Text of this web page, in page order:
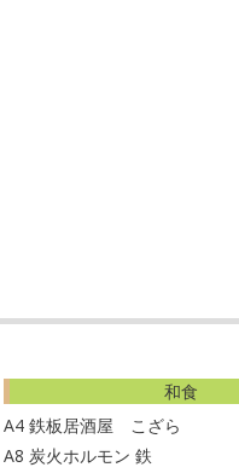
06-
和食
A4 鉄板居酒屋 こざら
A8 炭火ホルモン 鉄